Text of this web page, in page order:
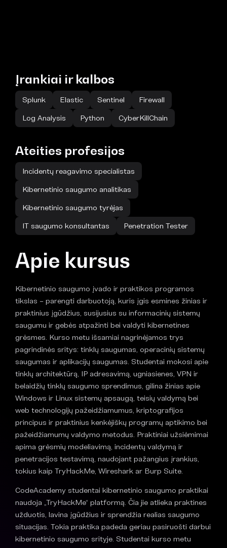
Įrankiai ir kalbos
Splunk Elastic Sentinel
Firewall
Log Analysis
Python CyberKillChain
Ateities profesijos
Incidentų reagavimo specialistas
Kibernetinio saugumo analitikas
Kibernetinio saugumo tyrėjas
IT saugumo konsultantas
Penetration Tester
Apie kursus
Kibernetinio saugumo įvado ir praktikos programos
tikslas – parengti darbuotoją, kuris įgis esmines žinias ir
praktinius įgūdžius, susijusius su informacinių sistemų
saugumu ir gebės atpažinti bei valdyti kibernetines
grėsmes. Kurso metu išsamiai nagrinėjamos trys
pagrindinės sritys: tinklų saugumas, operacinių sistemų
saugumas ir aplikacijų saugumas. Studentai mokosi apie
tinklų architektūrą, IP adresavimą, ugniasienes, VPN ir
belaidžių tinklų saugumo sprendimus, gilina žinias apie
Windows ir Linux sistemų apsaugą, teisių valdymą bei
web technologijų pažeidžiamumus, kriptografijos
principus ir praktinius kenkėjiškų programų aptikimo bei
pažeidžiamumų valdymo metodus. Praktiniai užsiėmimai
apima grėsmių modeliavimą, incidentų valdymą ir
penetracijos testavimą, naudojant pažangius įrankius,
tokius kaip TryHackMe, Wireshark ar Burp Suite.
CodeAcademy studentai kibernetinio saugumo praktikai
naudoja „TryHackMe“ platformą. Čia jie atlieka praktines
užduotis, lavina įgūdžius ir sprendžia realias saugumo
situacijas. Tokia praktika padeda geriau pasiruošti darbui
kibernetinio saugumo srityje. Studentai kurso metu